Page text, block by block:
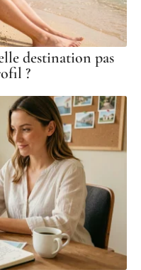
destination pas
?